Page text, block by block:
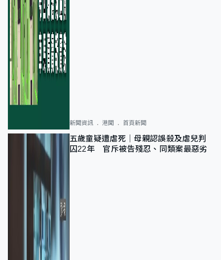
新聞資訊 港聞 首頁新聞
五歲童疑遭虐死｜母親認誤殺及虐兒判
囚22年 官斥被告殘忍、同類案最惡劣